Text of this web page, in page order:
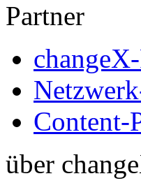
Partner
Content-
über